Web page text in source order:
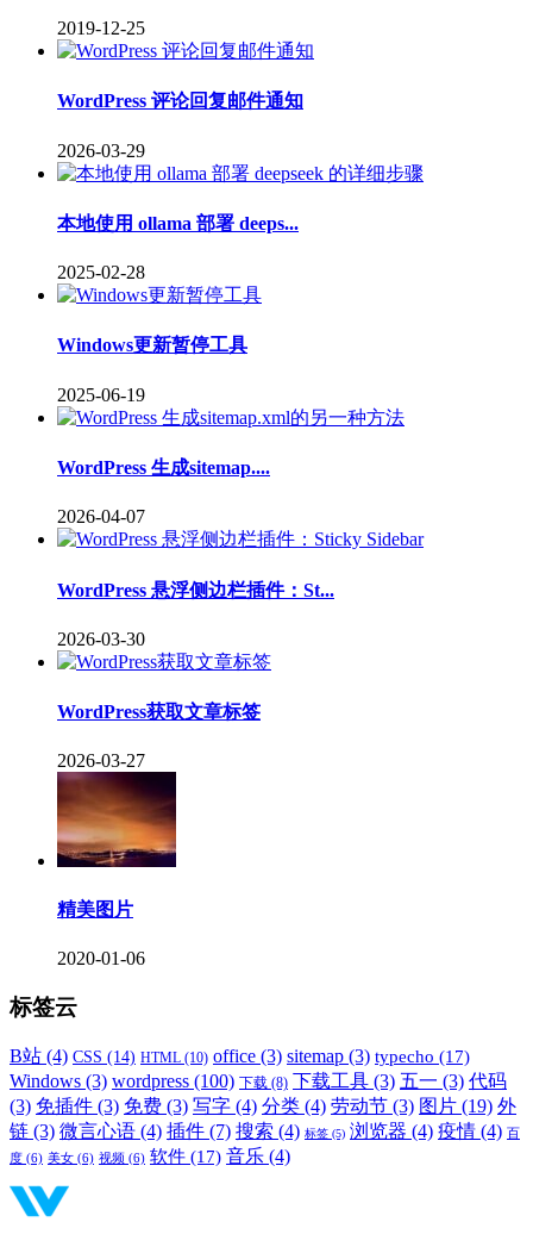
2019-12-25
WordPress 评论回复邮件通知
2026-03-29
本地使用 ollama 部署 deeps...
2025-02-28
Windows更新暂停工具
2025-06-19
WordPress 生成sitemap....
2026-04-07
WordPress 悬浮侧边栏插件：St...
2026-03-30
WordPress获取文章标签
2026-03-27
精美图片
2020-01-06
标签云
B站 (4) CSS (14) HTML (10) office (3) sitemap (3) typecho (17)
Windows (3) wordpress (100) 下载 (8) 下载工具 (3) 五一 (3) 代码
(3) 免插件 (3) 免费 (3) 写字 (4) 分类 (4) 劳动节 (3) 图片 (19) 外
链 (3) 微言心语 (4) 插件 (7) 搜索 (4) 标签 (5) 浏览器 (4) 疫情 (4) 百
度 (6) 美女 (6) 视频 (6) 软件 (17) 音乐 (4)